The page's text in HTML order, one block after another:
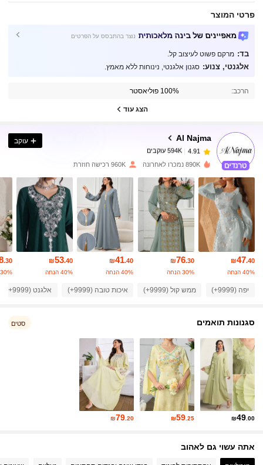
פרטי המוצר
מאפיינים של בינה מלאכותית נוצר בהתבסס על הפרטים
בד: מרקם פשוט לעיצוב קל.
אלגנטי, צנוע: סגנון אלגנטי, נינוחות ללא מאמץ.
הרכב: 100% פוליאסטר
הצג עוד
Al Najma
g***5 שילםלפני יום אחד
4.91 594K עוקבים
4.91 594K עוקבים
594K עוקבים
4.91 594K עוקבים
4.91 594K עוקבים
594K עוקבים
עוקב
890K נמכרו לאחרונה 960K רכישה חוזרת
₪47.40
40% הנחה
₪76.30
30% הנחה
₪41.40
40% הנחה
₪53.40
40% הנחה
.30
30% הנחה
יפה (9999+) ממש קול (9999+) איכות טובה (9999+) אלגנט (9999+)
סגנונות תואמים סטים
₪49.00
₪59.25
₪79.20
אתה עשוי גם לאהוב